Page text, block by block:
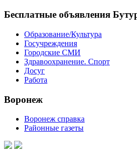
Бесплатные объявления
Образование/Культура
Госучреждения
Городские СМИ
Здравоохранение. Спорт
Досуг
Работа
Воронеж
Воронеж справка
Районные газеты